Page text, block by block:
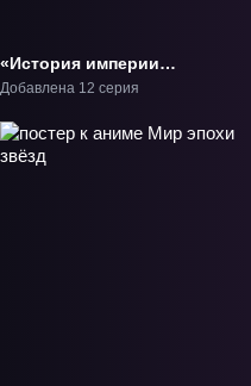
«История империи
Тиамун» ТВ-1
Добавлена 12 серия